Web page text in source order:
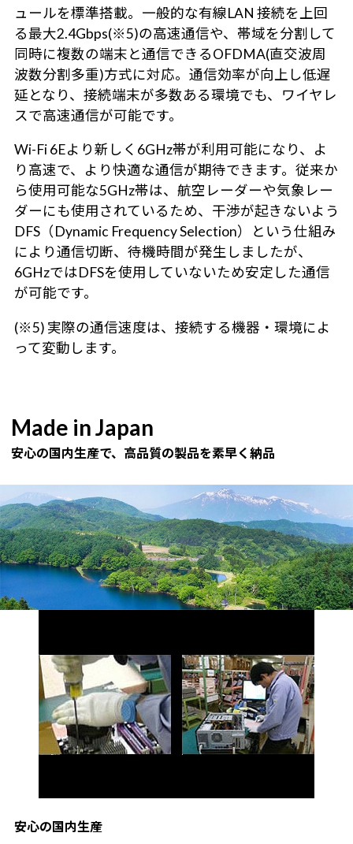
ュールを標準搭載。一般的な有線LAN 接続を上回
る最大2.4Gbps(※5)の高速通信や、帯域を分割して
同時に複数の端末と通信できるOFDMA(直交波周
波数分割多重)方式に対応。通信効率が向上し低遅
延となり、接続端末が多数ある環境でも、ワイヤレ
スで高速通信が可能です。
Wi-Fi 6Eより新しく6GHz帯が利用可能になり、よ
り高速で、より快適な通信が期待できます。従来か
ら使用可能な5GHz帯は、航空レーダーや気象レー
ダーにも使用されているため、干渉が起きないよう
DFS（Dynamic Frequency Selection）という仕組み
により通信切断、待機時間が発生しましたが、
6GHzではDFSを使用していないため安定した通信
が可能です。
(※5) 実際の通信速度は、接続する機器・環境によ
って変動します。
Made in Japan
安心の国内生産で、高品質の製品を素早く納品
安心の国内生産